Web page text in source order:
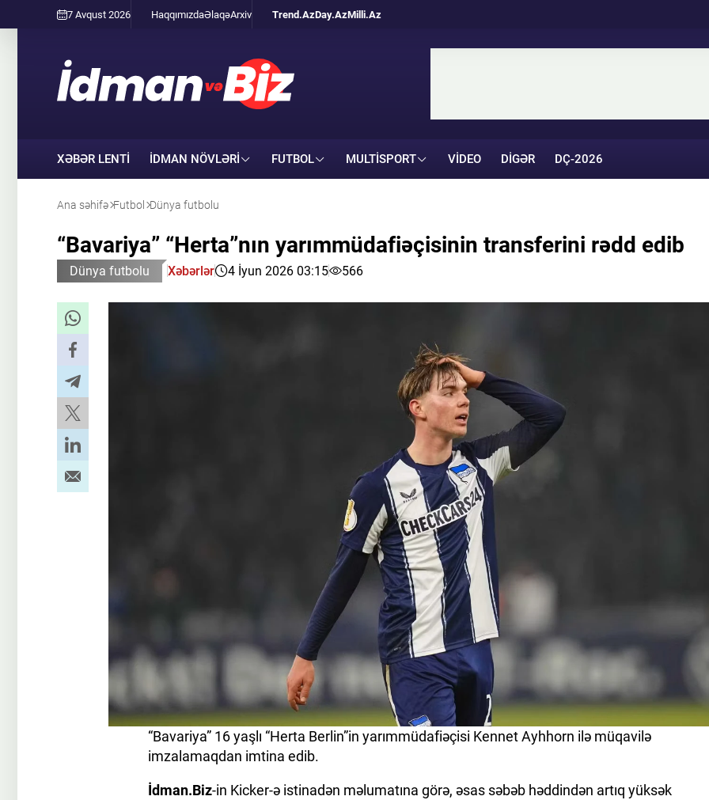
7 Avqust 2026 HaqqımızdaƏlaqəArxiv Trend.AzDay.AzMilli.Az
XƏBƏR LENTİ İDMAN NÖVLƏRI FUTBOL MULTISPORT VIDEO DIGƏR DÇ-2026
Ana səhifə Futbol Dünya futbolu
“Bavariya” “Herta”nın yarımmüdafiəçisinin transferini rədd edib
Dünya futbolu Xəbərlər 4 İyun 2026 03:15 566
“Bavariya” 16 yaşlı “Herta Berlin”in yarımmüdafiəçisi Kennet Ayhhorn ilə müqavilə
imzalamaqdan imtina edib.
İdman.Biz-in Kicker-ə istinadən məlumatına görə, əsas səbəb həddindən artıq yüksək